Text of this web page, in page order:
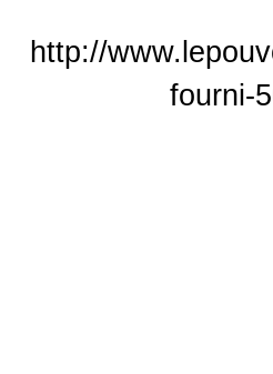
http://
fourni-